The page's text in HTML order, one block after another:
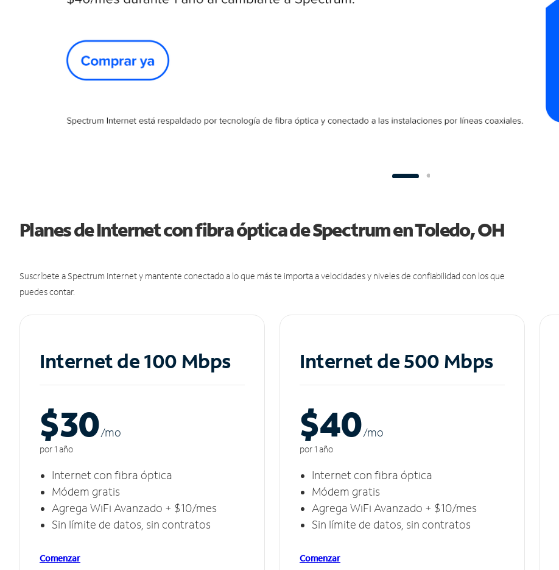
Planes de Internet con fibra óptica de Spectrum en Toledo, OH
Suscríbete a Spectrum Internet y mantente conectado a lo que más te importa a velocidades y niveles de confiabilidad con los que
puedes contar.
Internet de 100 Mbps
$30/mo
por 1 año
Internet con fibra óptica
Módem gratis
Agrega WiFi Avanzado + $10/mes
Sin límite de datos, sin contratos
Comenzar
Internet de 500 Mbps
$40/mo
por 1 año
Internet con fibra óptica
Módem gratis
Agrega WiFi Avanzado + $10/mes
Sin límite de datos, sin contratos
Comenzar